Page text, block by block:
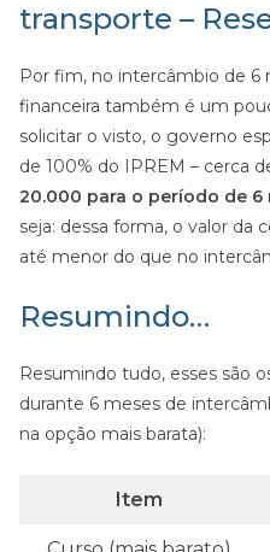
transporte –
Por fim, no intercâmbio de 6
financeira também é um
solicitar o visto, o governo
de 100% do IPREM – cerca
20.000 para o período de
seja: dessa forma, o valor da
até menor do que no
Resumindo…
Resumindo tudo, esses são
durante 6 meses de
na opção mais barata):
Item